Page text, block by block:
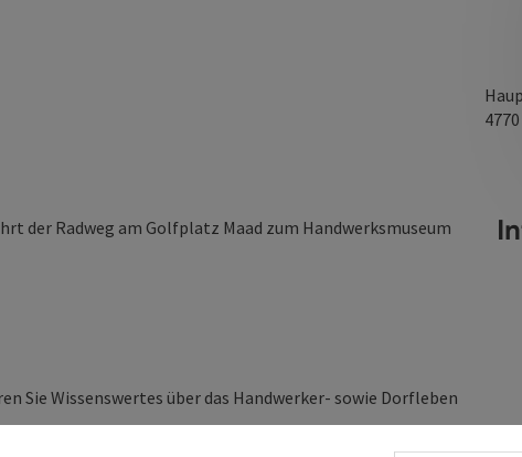
4770
der Radweg am Golfplatz Maad zum Handwerksmuseum
Sie Wissenswertes über das Handwerker- sowie Dorfleben